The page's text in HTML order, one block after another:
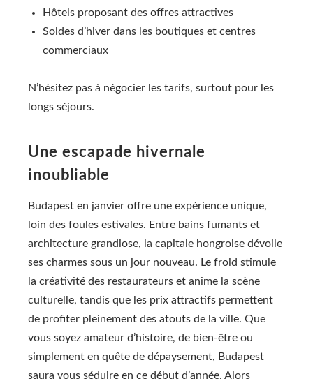
Hôtels proposant des offres attractives
Soldes d’hiver dans les boutiques et centres
commerciaux
N’hésitez pas à négocier les tarifs, surtout pour les
longs séjours.
Une escapade hivernale
inoubliable
Budapest en janvier offre une expérience unique,
loin des foules estivales. Entre bains fumants et
architecture grandiose, la capitale hongroise dévoile
ses charmes sous un jour nouveau. Le froid stimule
la créativité des restaurateurs et anime la scène
culturelle, tandis que les prix attractifs permettent
de profiter pleinement des atouts de la ville. Que
vous soyez amateur d’histoire, de bien-être ou
simplement en quête de dépaysement, Budapest
saura vous séduire en ce début d’année. Alors